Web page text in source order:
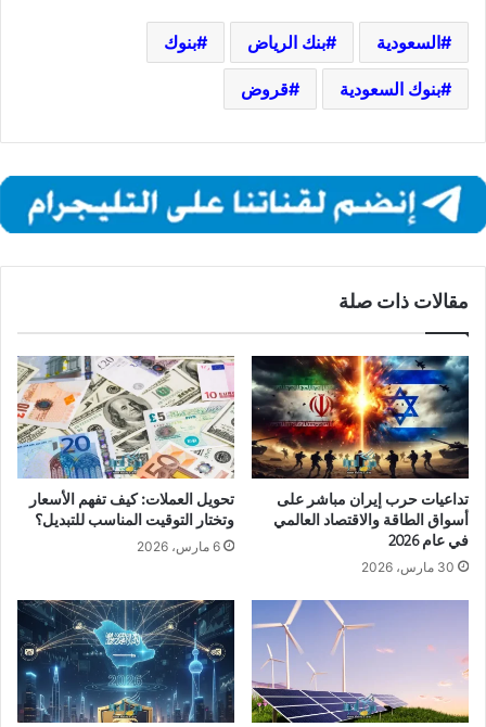
السعودية بنك الرياض بنوك
بنوك السعودية قروض
مقالات ذات صلة
تداعيات حرب إيران مباشر على
أسواق الطاقة والاقتصاد العالمي
في عام 2026
30 مارس، 2026
تحويل العملات: كيف تفهم الأسعار
وتختار التوقيت المناسب للتبديل؟
6 مارس، 2026